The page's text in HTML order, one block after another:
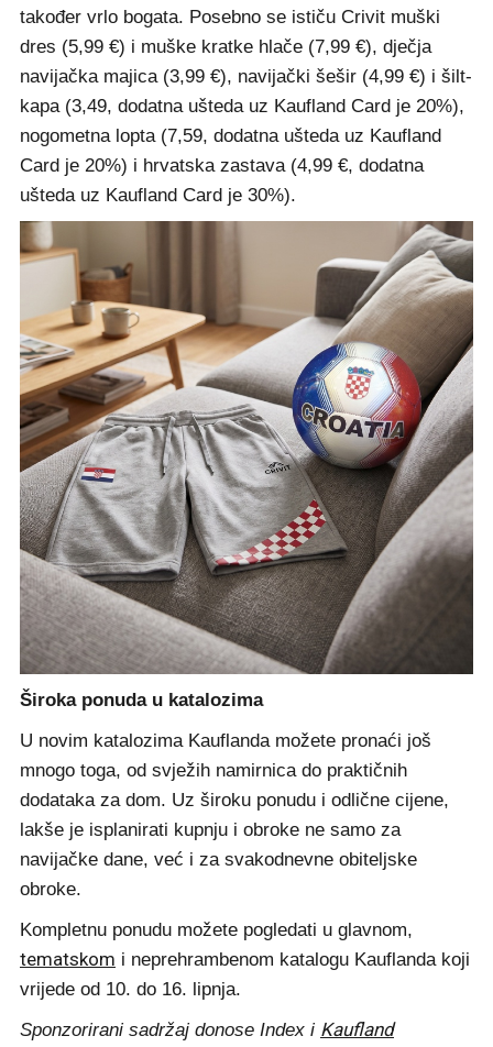
također vrlo bogata. Posebno se ističu Crivit muški
dres (5,99 €) i muške kratke hlače (7,99 €), dječja
navijačka majica (3,99 €), navijački šešir (4,99 €) i šilt-
kapa (3,49, dodatna ušteda uz Kaufland Card je 20%),
nogometna lopta (7,59, dodatna ušteda uz Kaufland
Card je 20%) i hrvatska zastava (4,99 €, dodatna
ušteda uz Kaufland Card je 30%).
Široka ponuda u katalozima
U novim katalozima Kauflanda možete pronaći još
mnogo toga, od svježih namirnica do praktičnih
dodataka za dom. Uz široku ponudu i odlične cijene,
lakše je isplanirati kupnju i obroke ne samo za
navijačke dane, već i za svakodnevne obiteljske
obroke.
Kompletnu ponudu možete pogledati u glavnom,
tematskom i neprehrambenom katalogu Kauflanda koji
vrijede od 10. do 16. lipnja.
Sponzorirani sadržaj donose Index i Kaufland